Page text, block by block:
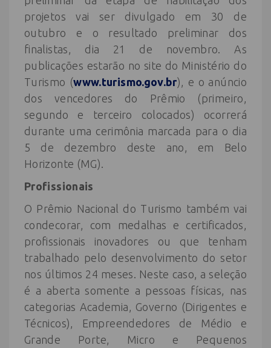
projetos vai ser divulgado em 30 de
outubro e o resultado preliminar dos
finalistas, dia 21 de novembro. As
publicações estarão no site do Ministério do
Turismo (www.turismo.gov.br), e o anúncio
dos vencedores do Prêmio (primeiro,
segundo e terceiro colocados) ocorrerá
durante uma cerimônia marcada para o dia
5 de dezembro deste ano, em Belo
Horizonte (MG).
Profissionais
O Prêmio Nacional do Turismo também vai
condecorar, com medalhas e certificados,
profissionais inovadores ou que tenham
trabalhado pelo desenvolvimento do setor
nos últimos 24 meses. Neste caso, a seleção
é a aberta somente a pessoas físicas, nas
categorias Academia, Governo (Dirigentes e
Técnicos), Empreendedores de Médio e
Grande Porte, Micro e Pequenos